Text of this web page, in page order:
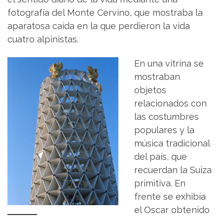
fotografía del Monte Cervino, que mostraba la
aparatosa caída en la que perdieron la vida
cuatro alpinistas.
En una vitrina se
mostraban
objetos
relacionados con
las costumbres
populares y la
música tradicional
del país, que
recuerdan la Suiza
primitiva. En
frente se exhibía
el Oscar obtenido